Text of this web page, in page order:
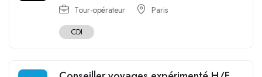
Tour-opérateur Paris
CDI